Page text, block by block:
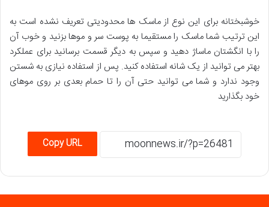
خوشبختانه برای این نوع از ماسک ها محدودیتی تعریف نشده است به
این ترتیب شما ماسک را مستقیما به پوست سر و موها بزنید و خوب آن
را با انگشتان ماساژ دهید و سپس به دیگر قسمت برسانید برای عملکرد
بهتر می توانید از یک شانه استفاده کنید. پس از استفاده نیازی به شستن
وجود ندارد و شما می توانید حتی آن را تا حمام بعدی بر روی موهای
خود بگذارید
Copy URL